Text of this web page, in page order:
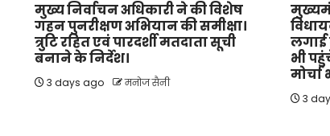
मुख्य निर्वाचन अधिकारी ने की विशेष
गहन पुनरीक्षण अभियान की समीक्षा।
त्रुटि रहित एवं पारदर्शी मतदाता सूची
बनाने के निर्देश।
3 days ago मनोज सैनी
लगाई
भी
मोर्चा
3